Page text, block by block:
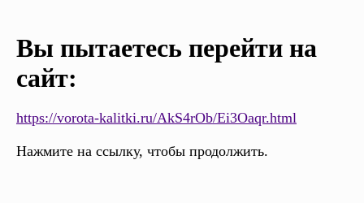
Вы пытаетесь перейти на
сайт:
https://vorota-kalitki.ru/AkS4rOb/Ei3Oaqr.html
Нажмите на ссылку, чтобы продолжить.